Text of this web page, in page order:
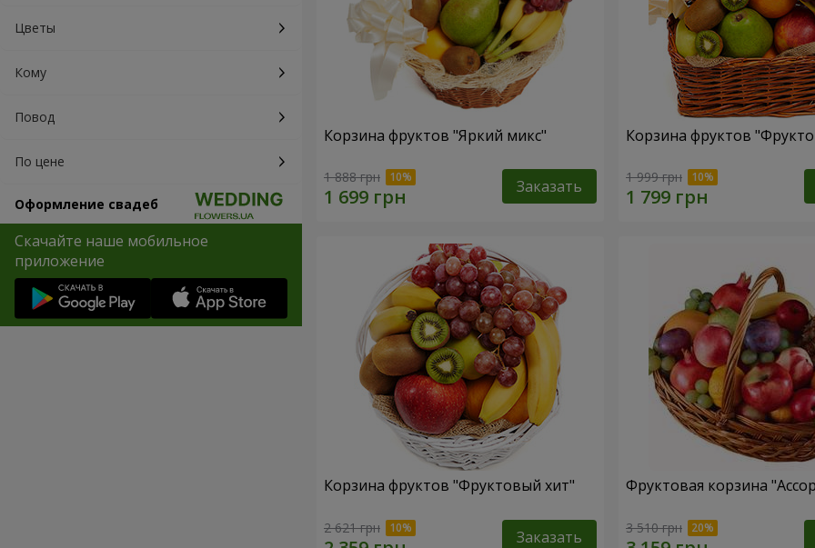
Цветы
Кому
Повод
По цене
Оформление свадеб
Скачайте наше мобильное
приложение
Корзина фруктов "Яркий микс"
1 888 грн Заказать
Корзина фруктов
1 999 грн
Корзина фруктов "Фруктовый хит"
2 621 грн Заказать
Фруктовая корзина
3 510 грн